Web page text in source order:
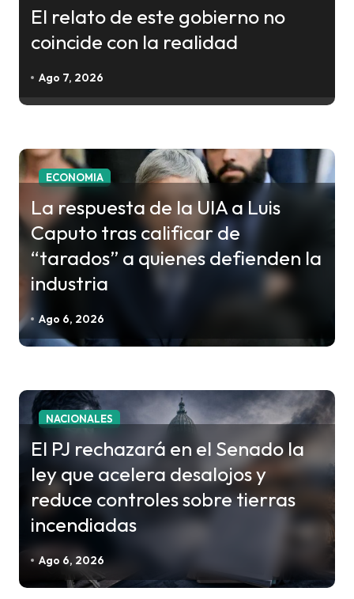
n
r
a
a
s
El relato de este gobierno no
coincide con la realidad
Ago 7, 2026
ECONOMIA
La respuesta de la UIA a Luis
Caputo tras calificar de
“tarados” a quienes defienden la
industria
Ago 6, 2026
NACIONALES
El PJ rechazará en el Senado la
ley que acelera desalojos y
reduce controles sobre tierras
incendiadas
Ago 6, 2026